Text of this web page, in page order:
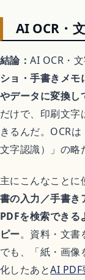
AI OCR・
結論：AI OCR・
ショ・手書きメモ
やデータに変換し
だけで、印刷文字
きるんだ。OCR
文字認識）」の略
主にこんなことに
書の入力／手書き
PDFを検索できる
ピー。資料・文書
でも、「紙・画像
化したあとAI